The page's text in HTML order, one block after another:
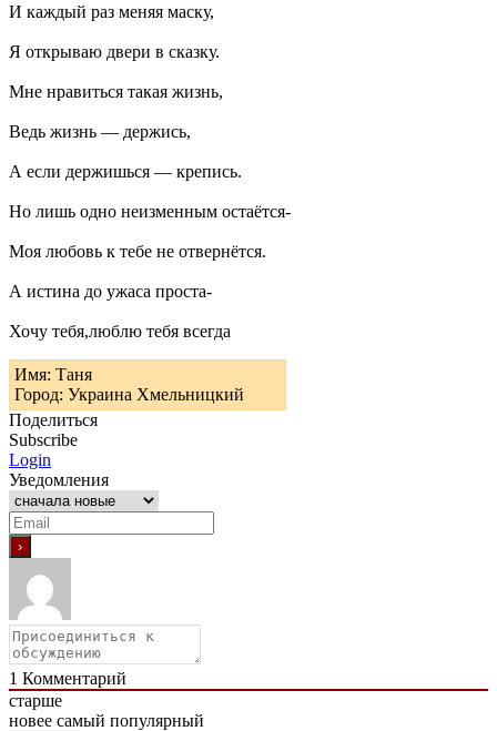
И каждый раз меняя маску,
Я открываю двери в сказку.
Мне нравиться такая жизнь,
Ведь жизнь — держись,
А если держишься — крепись.
Но лишь одно неизменным остаётся-
Моя любовь к тебе не отвернётся.
А истина до ужаса проста-
Хочу тебя,люблю тебя всегда
Имя: Таня
Город: Украина Хмельницкий
Поделиться
Subscribe
Login
Уведомления
1 Комментарий
старше
новее самый популярный